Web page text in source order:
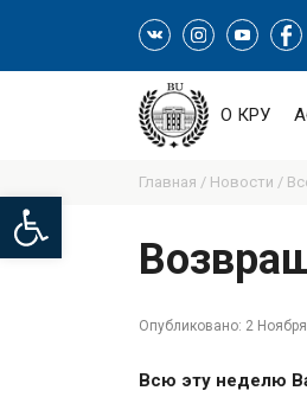
Open toolbar
О КРУ
Главная / Новости /
Опубликовано: 2
Всю эту неделю